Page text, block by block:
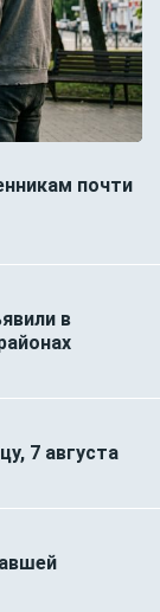
почти
в
7 августа